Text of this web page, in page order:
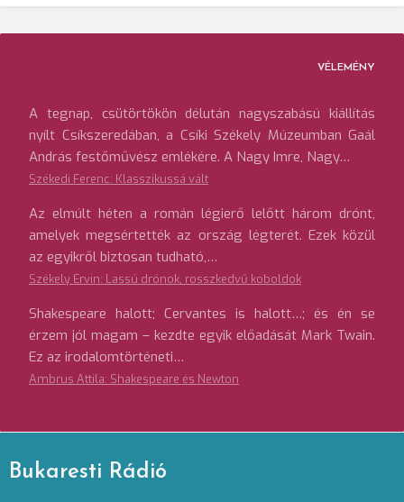
VÉLEMÉNY
A tegnap, csütörtökön délután nagyszabású kiállítás
nyílt Csíkszeredában, a Csíki Székely Múzeumban Gaál
András festőművész emlékére. A Nagy Imre, Nagy…
Székedi Ferenc: Klasszikussá vált
Az elmúlt héten a román légierő lelőtt három drónt,
amelyek megsértették az ország légterét. Ezek közül
az egyikről biztosan tudható,…
Székely Ervin: Lassú drónok, rosszkedvű koboldok
Shakespeare halott; Cervantes is halott…; és én se
érzem jól magam – kezdte egyik előadását Mark Twain.
Ez az irodalomtörténeti…
Ambrus Attila: Shakespeare és Newton
Bukaresti Rádió